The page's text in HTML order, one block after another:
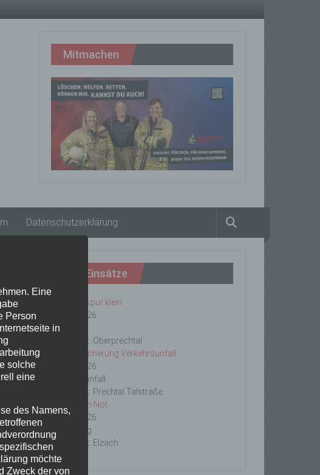
Mitmachen
Datenschutzerklärung
Letzte Einsätze
ABC-1, Ölspur klein
23/06/2026
Ölspur
Einsatzort: Oberprechtal
TH 2 Absicherung Verkehrsunfall
20/06/2026
Verkehrsunfall
Einsatzort: Prechtal Talstraße
TH1 Tier in Not
18/06/2026
Tierrettung
Einsatzort: Elzach
Eine
Person
in
solche
eine
des Namens,
möchte
Zweck der von